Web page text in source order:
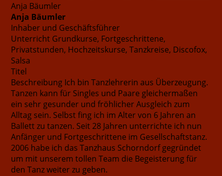
Anja Bäumler
Anja Bäumler
Inhaber und Geschäftsführer
Unterricht Grundkurse, Fortgeschrittene,
Privatstunden, Hochzeitskurse, Tanzkreise, Discofox,
Salsa
Titel
Beschreibung Ich bin Tanzlehrerin aus Überzeugung.
Tanzen kann für Singles und Paare gleichermaßen
ein sehr gesunder und fröhlicher Ausgleich zum
Alltag sein. Selbst fing ich im Alter von 6 Jahren an
Ballett zu tanzen. Seit 28 Jahren unterrichte ich nun
Anfänger und Fortgeschrittene im Gesellschaftstanz.
2006 habe ich das Tanzhaus Schorndorf gegründet
um mit unserem tollen Team die Begeisterung für
den Tanz weiter zu geben.